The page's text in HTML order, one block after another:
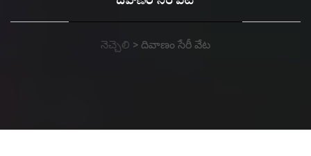
నెచ్చెలి > దివాణం సేరీ వేట